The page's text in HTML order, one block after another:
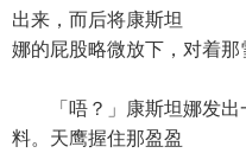
出来，而后将康斯坦
娜的屁股略微放下，对着那
「唔？」康斯坦娜发出
料。天鹰握住那盈盈